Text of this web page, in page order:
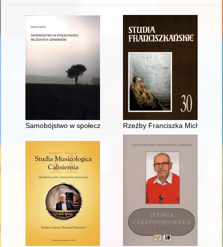
Samobójstwo w społeczności wczesnych Germanów
Rzeźby Franciszka Michała